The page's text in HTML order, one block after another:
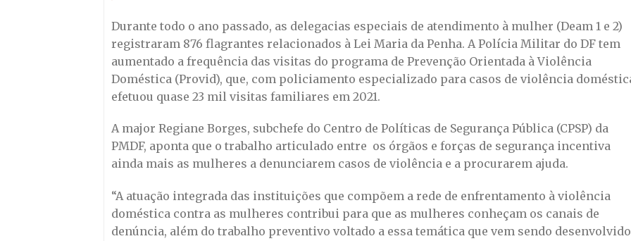
Durante todo o ano passado, as delegacias especiais de atendimento à mulher (Deam 1 e 2)
registraram 876 flagrantes relacionados à Lei Maria da Penha. A Polícia Militar do DF tem
aumentado a frequência das visitas do programa de Prevenção Orientada à Violência
Doméstica (Provid), que, com policiamento especializado para casos de violência
efetuou quase 23 mil visitas familiares em 2021.
A major Regiane Borges, subchefe do Centro de Políticas de Segurança Pública (CPSP) da
PMDF, aponta que o trabalho articulado entre os órgãos e forças de segurança incentiva
ainda mais as mulheres a denunciarem casos de violência e a procurarem ajuda.
“A atuação integrada das instituições que compõem a rede de enfrentamento à violência
doméstica contra as mulheres contribui para que as mulheres conheçam os canais de
denúncia, além do trabalho preventivo voltado a essa temática que vem sendo desenvolvido